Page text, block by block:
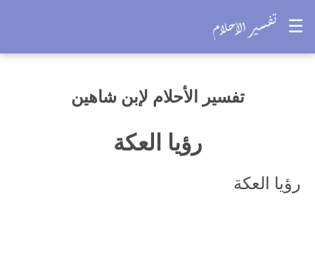
☰
تفسير الأحلام لإبن شاهين
رؤيا العكة
رؤيا العكة